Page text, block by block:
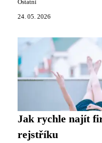
Ostatní
24. 05. 2026
Jak rychle najít
rejstříku